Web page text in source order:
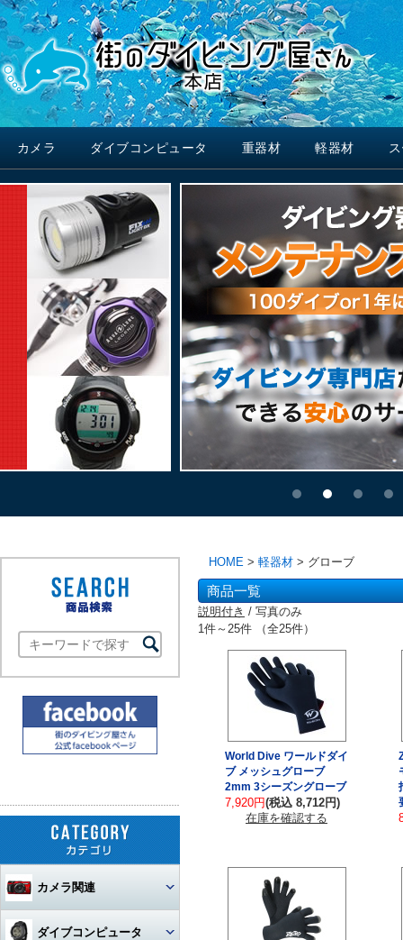
カメラ ダイブコンピュータ 重器材 軽器材
カメラ関連
セットダイブコンピュータ
HOME > 軽器材 > グローブ
商品一覧
説明付き / 写真のみ
1件～25件 （全25件）
World Dive ワールドダイ
ブ メッシュグローブ
2mm 3シーズングローブ
7,920円(税込 8,712円)
在庫を確認する